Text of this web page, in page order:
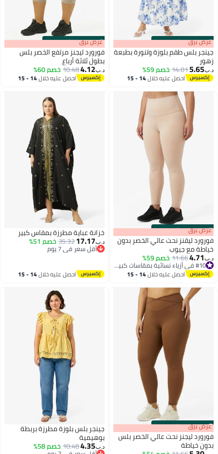
00m:00s
·باقي 100% عرض برق
جينجر بلس طقم بلوزة وتنورة بطبعة
زهور
د.ب‏5.65
14.01خصم 59%
احصل عليه خلال 14 - 15
00m:00s
·باقي 100% عرض برق
فورورد ليجنز مرتفع الخصر بلس
بطول ثلاثة أرباع
د.ب‏4.12
10.48خصم 60%
احصل عليه خلال 14 - 15
00m:00s
·باقي 100% عرض برق
فورورد ليقنز نحت عالي الخصر بدون
خياطة مع جيوب
د.ب‏4.71
11.66خصم 59%
#10 في أزياء نسائية بمقاسات كبيرة
احصل عليه خلال 14 - 15
خزانة عباية مطرزة بمقاس كبير
د.ب‏17.17
35.32خصم 51%
أقل سعر في 7 يوم
أقل سعر في 7 يوم
احصل عليه خلال 14 - 15
00m:00s
·باقي 100% عرض برق
فورورد ليجنز نحت عالي الخصر بلس
بدون خياطة
جينجر بلس بلوزة مطرزة بربطة
بوهيمية
د.ب‏4.35
10.48خصم 58%